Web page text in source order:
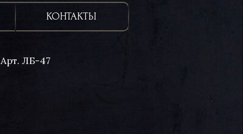
КОНТАКТЫ
ЛБ-47